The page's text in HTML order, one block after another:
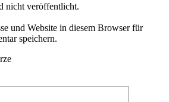
nicht veröffentlicht.
und Website in diesem Browser für
speichern.